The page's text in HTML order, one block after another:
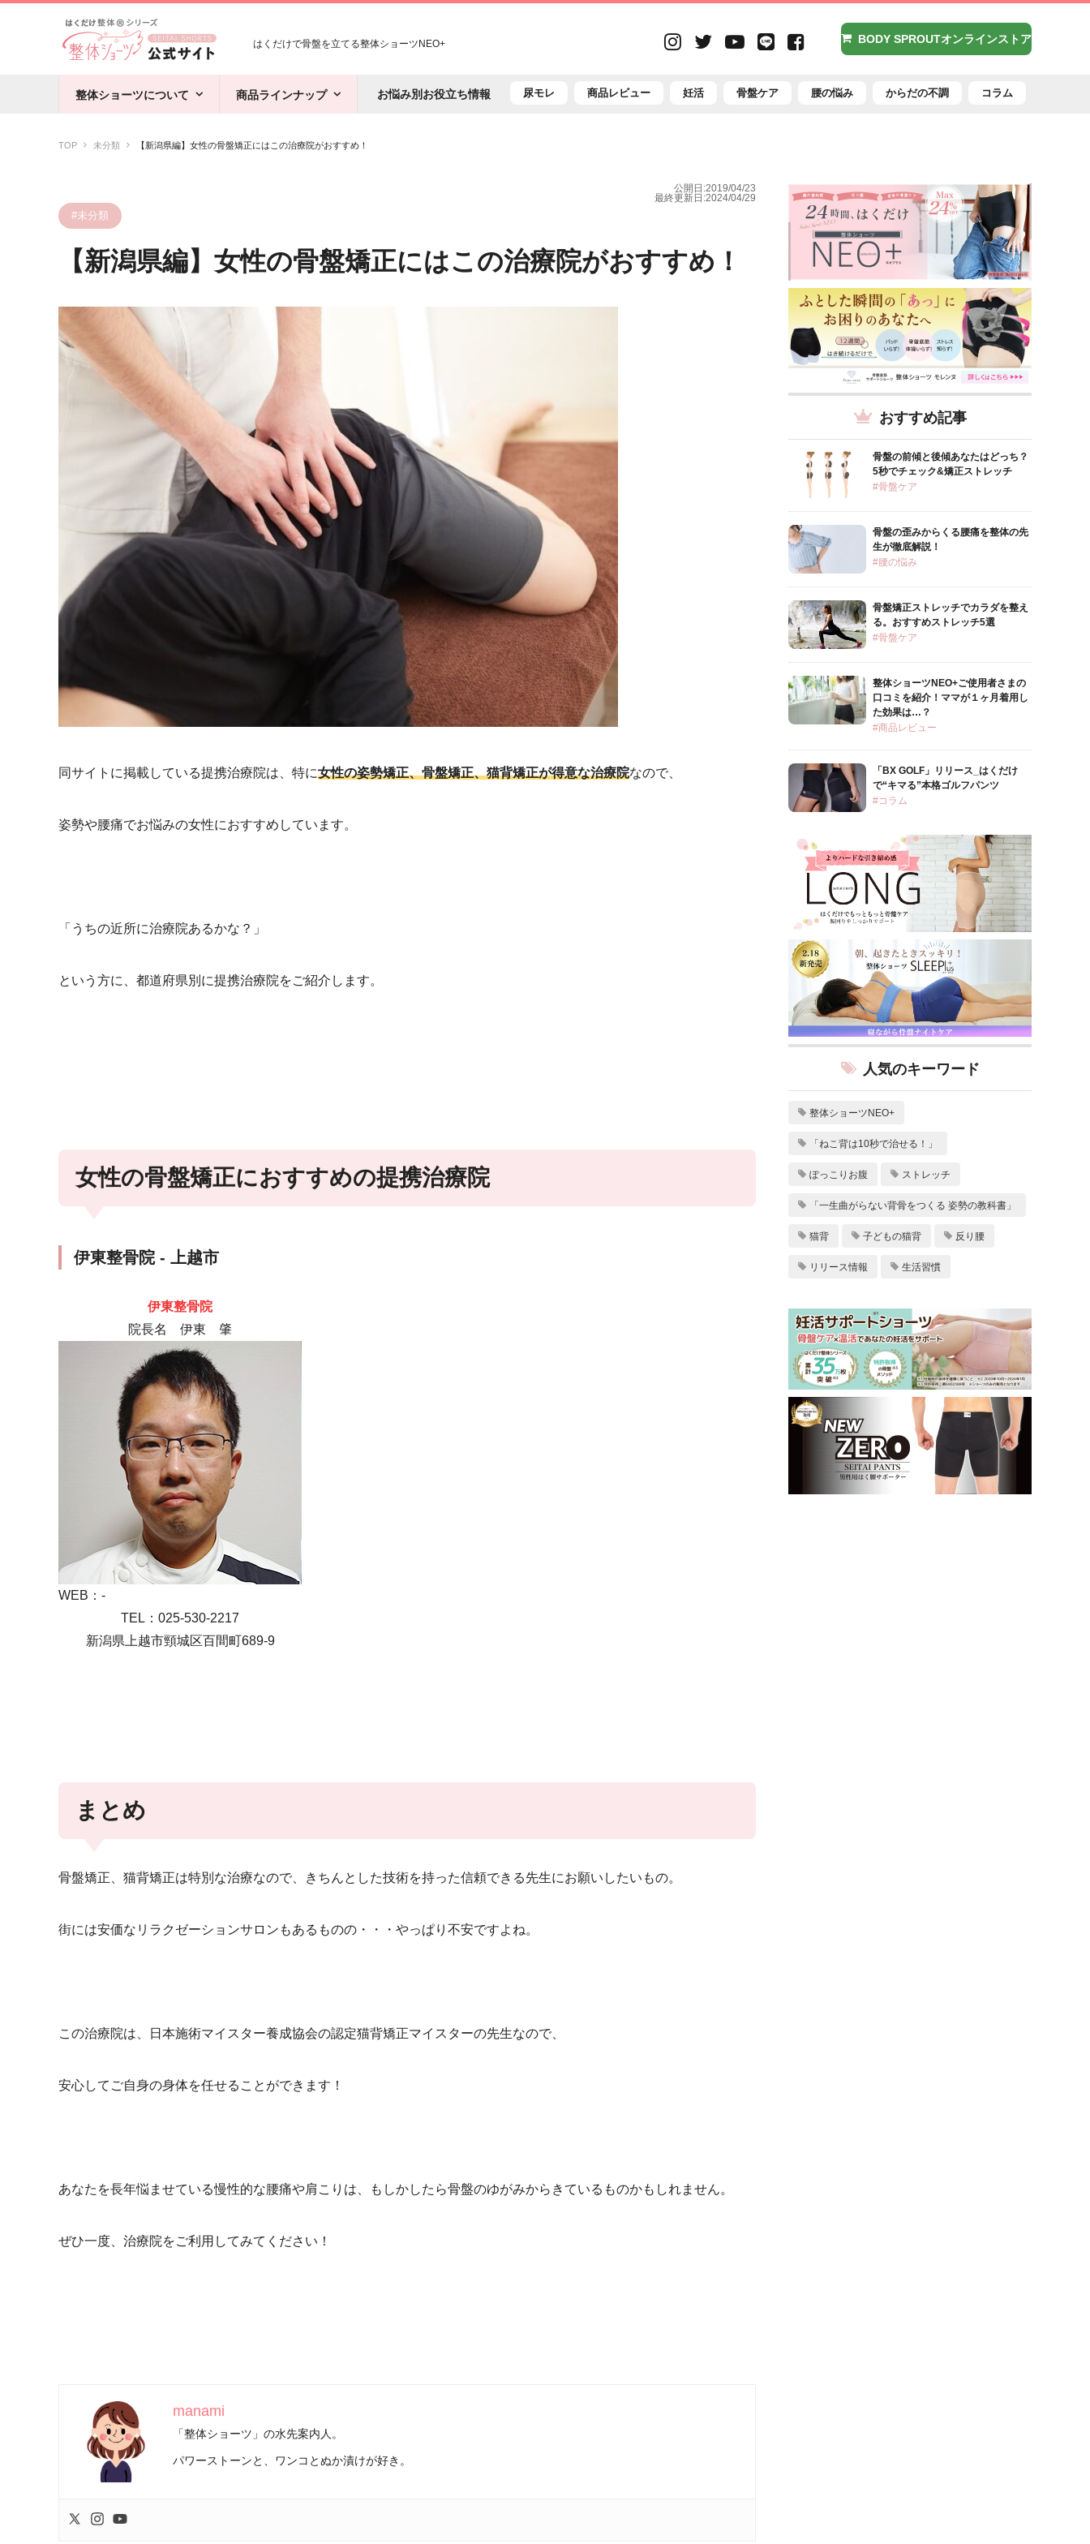
はくだけで骨盤を立てる整体ショーツNEO+ Instagram
X（旧
Twitter）
Youtube
LINE FacebookBODY SPROUTオンラインストア
整体ショーツについて 商品ラインナップ お悩み別お役立ち情報 尿モレ 商品レビュー 妊活 骨盤ケア 腰の悩み からだの不調 コラム
TOP 未分類 【新潟県編】女性の骨盤矯正にはこの治療院がおすすめ！
公開日:2019/04/23
最終更新日:2024/04/29
#未分類
【新潟県編】女性の骨盤矯正にはこの治療院がおすすめ！
同サイトに掲載している提携治療院は、特に女性の姿勢矯正、骨盤矯正、猫背矯正が得意な治療院なので、
姿勢や腰痛でお悩みの女性におすすめしています。
「うちの近所に治療院あるかな？」
という方に、都道府県別に提携治療院をご紹介します。
女性の骨盤矯正におすすめの提携治療院
伊東整骨院 - 上越市
伊東整骨院
院長名 伊東 肇
WEB：-
TEL：025-530-2217
新潟県上越市頸城区百間町689-9
まとめ
骨盤矯正、猫背矯正は特別な治療なので、きちんとした技術を持った信頼できる先生にお願いしたいもの。
街には安価なリラクゼーションサロンもあるものの・・・やっぱり不安ですよね。
この治療院は、日本施術マイスター養成協会の認定猫背矯正マイスターの先生なので、
安心してご自身の身体を任せることができます！
あなたを長年悩ませている慢性的な腰痛や肩こりは、もしかしたら骨盤のゆがみからきているものかもしれません。
ぜひ一度、治療院をご利用してみてください！
manami
「整体ショーツ」の水先案内人。
パワーストーンと、ワンコとぬか漬けが好き。
おすすめ記事
骨盤の前傾と後傾あなたはどっち？
5秒でチェック&矯正ストレッチ
#骨盤ケア
骨盤の歪みからくる腰痛を整体の先
生が徹底解説！
#腰の悩み
骨盤矯正ストレッチでカラダを整え
る。おすすめストレッチ5選
#骨盤ケア
整体ショーツNEO+ご使用者さまの
口コミを紹介！ママが１ヶ月着用し
た効果は…？
#商品レビュー
「BX GOLF」リリース_はくだけ
で“キマる”本格ゴルフパンツ
#コラム
人気のキーワード
整体ショーツNEO+
「ねこ背は10秒で治せる！」
ぽっこりお腹 ストレッチ
「一生曲がらない背骨をつくる 姿勢の教科書」
猫背 子どもの猫背 反り腰
リリース情報 生活習慣